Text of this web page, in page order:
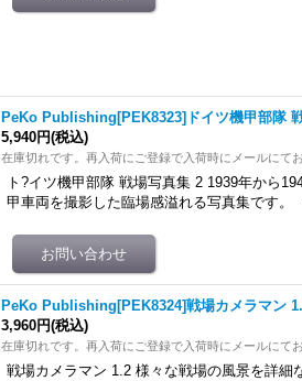
PeKo Publishing[PEK8323]ドイツ機甲部隊
5,940円(税込)
在庫切れです。再入荷にご登録で入荷時にメールにて
ト?イツ機甲部隊 戦場写真集 2 1939年から
甲車両を撮影した臨場感溢れる写真集です
PeKo Publishing[PEK8324]戦場カメラマン
3,960円(税込)
在庫切れです。再入荷にご登録で入荷時にメールにて
戦場カメラマン 1.2 様々な戦場の風景を詳細